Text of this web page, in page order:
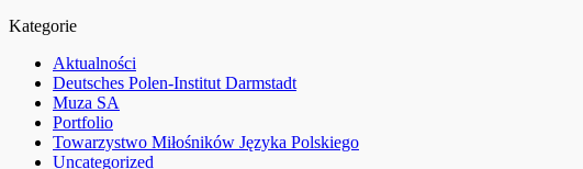
Kategorie
Aktualności
Deutsches Polen-Institut Darmstadt
Muza SA
Portfolio
Towarzystwo Miłośników Języka Polskiego
Uncategorized